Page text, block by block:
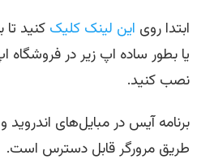
ابتدا روی این لینک کلیک کنید
یا بطور ساده اپ زیر در فروشگاه
نصب کنید.
برنامه آیس در مبایل‌های
طریق مرورگر قابل دسترس است.